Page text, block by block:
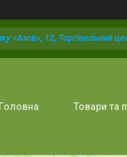
«Азов», 12, Торгівельний
Головна Товари та